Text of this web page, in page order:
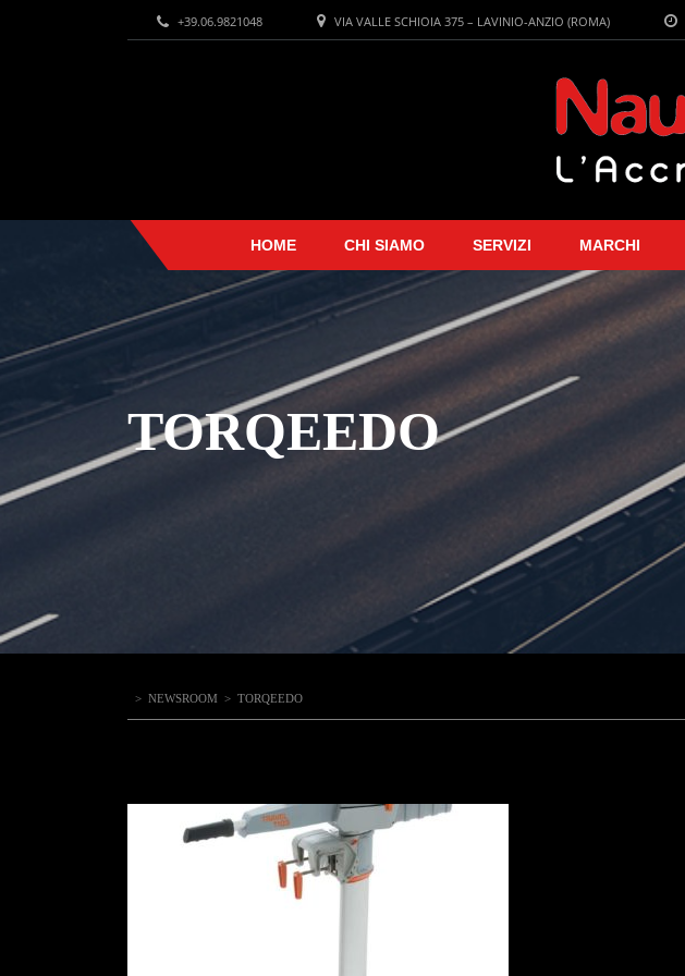
VIA VALLE SCHIOIA 375 – LAVINIO-ANZIO (ROMA)
+39.06.9821048
HOME CHI SIAMO SERVIZI MARCHI
TORQEEDO
> NEWSROOM > TORQEEDO